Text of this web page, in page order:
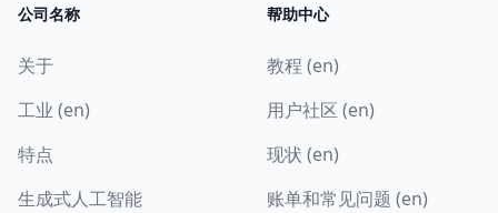
公司名称
关于
工业 (en)
特点
生成式人工智能
帮助中心
教程 (en)
用户社区 (en)
现状 (en)
账单和常见问题 (en)